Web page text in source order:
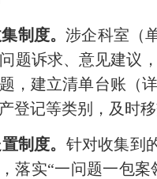
集制度。涉企科室（
题诉求、意见建议
，建立清单台账（
登记等类别，及时
制度。 针对收集到
落实“一问题一包